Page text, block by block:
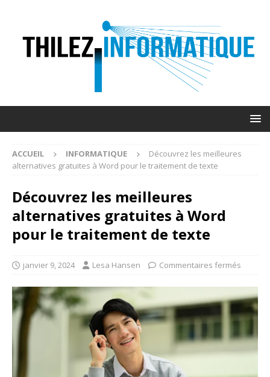
ACCUEIL INFORMATIQUE
Découvrez les meilleures
alternatives gratuites à Word pour le traitement de texte
Découvrez les meilleures
alternatives gratuites à Word
pour le traitement de texte
janvier 9, 2024 Lesa Hansen Commentaires fermés